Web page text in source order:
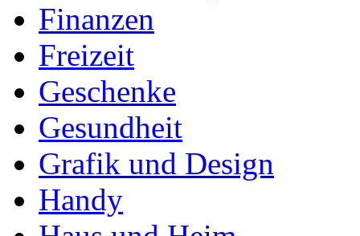
Finanzen
Freizeit
Geschenke
Gesundheit
Grafik und Design
Handy